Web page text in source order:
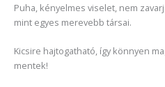
Puha, kényelmes viselet, nem
mint egyes merevebb társai.
Kicsire hajtogatható, így könnyen
mentek!